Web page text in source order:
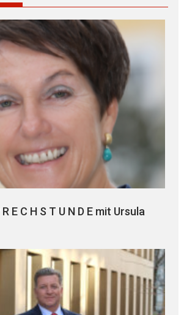
R E C H S T U N D E mit Ursula